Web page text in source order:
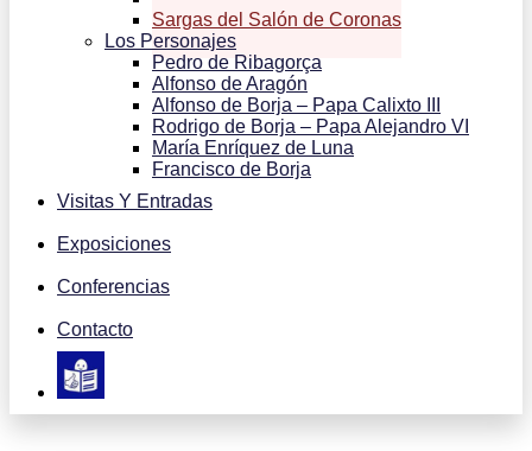
Sargas del Salón de Coronas
Los Personajes
Pedro de Ribagorça
Alfonso de Aragón
Alfonso de Borja – Papa Calixto III
Rodrigo de Borja – Papa Alejandro VI
María Enríquez de Luna
Francisco de Borja
Visitas Y Entradas
Exposiciones
Conferencias
Contacto